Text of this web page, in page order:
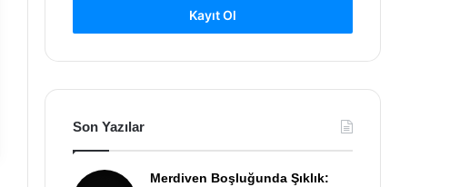
Kayıt Ol
Son Yazılar
Merdiven Boşluğunda Şıklık: